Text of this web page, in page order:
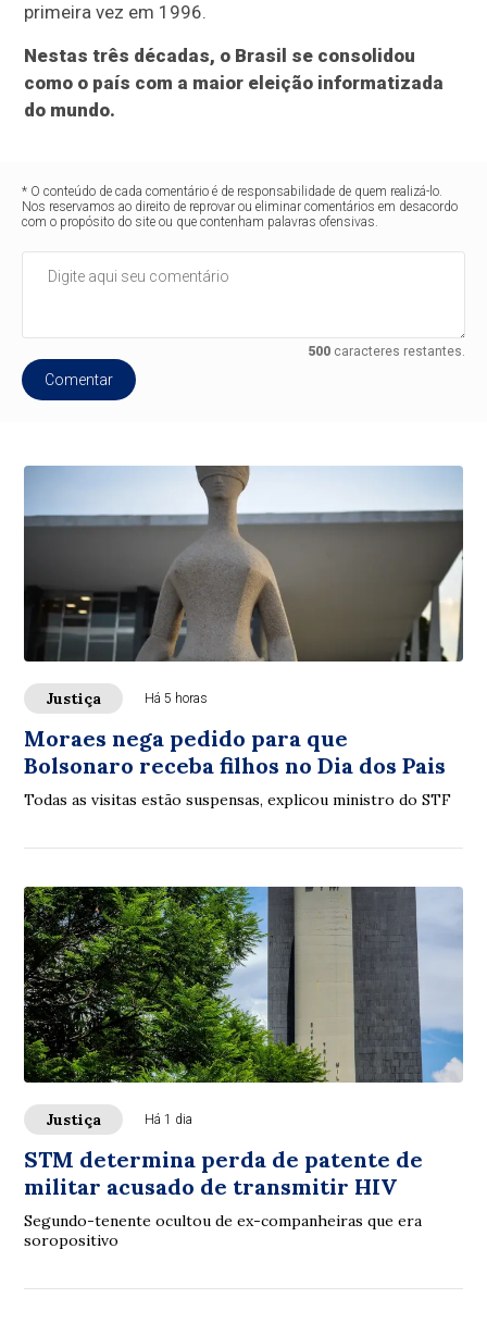
primeira vez em 1996.
Nestas três décadas, o Brasil se consolidou
como o país com a maior eleição informatizada
do mundo.
* O conteúdo de cada comentário é de responsabilidade de quem realizá-lo.
Nos reservamos ao direito de reprovar ou eliminar comentários em desacordo
com o propósito do site ou que contenham palavras ofensivas.
500caracteres restantes.
Comentar
Justiça Há 5 horas
Moraes nega pedido para que
Bolsonaro receba filhos no Dia dos Pais
Todas as visitas estão suspensas, explicou ministro do STF
Justiça Há 1 dia
STM determina perda de patente de
militar acusado de transmitir HIV
Segundo-tenente ocultou de ex-companheiras que era
soropositivo